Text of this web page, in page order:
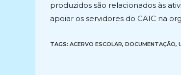
produzidos são relacionados às
apoiar os servidores do CAIC na
TAGS: ACERVO ESCOLAR, DOCUMENTAÇÃO,